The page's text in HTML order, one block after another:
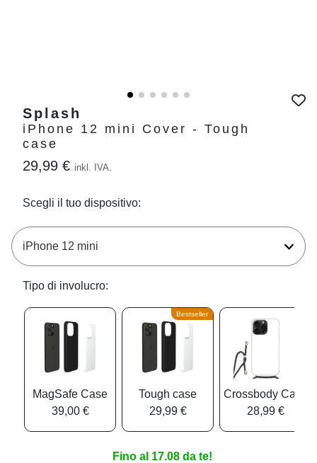
Splash
iPhone 12 mini Cover - Tough
case
29,99 € inkl. IVA.
Scegli il tuo dispositivo:
Tipo di involucro:
MagSafe Case
39,00 €
Bestseller
Tough case
29,99 €
Crossbody Case
28,99 €
Fino al 17.08 da te!